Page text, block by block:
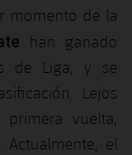
momento de la
han ganado
de Liga, y se
Lejos
vuelta,
Actualmente, el